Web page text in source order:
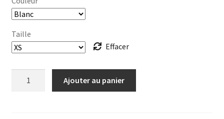
Taille
Effacer
Ajouter au panier